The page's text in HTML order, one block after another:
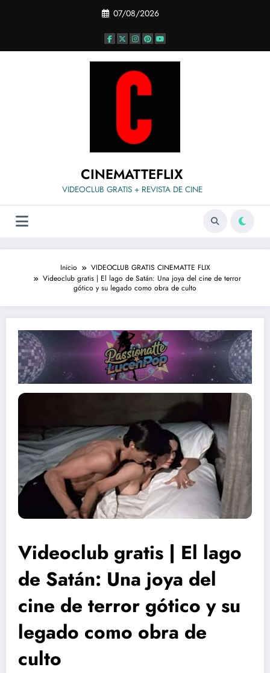
07/08/2026
CINEMATTEFLIX
VIDEOCLUB GRATIS + REVISTA DE CINE
Inicio
VIDEOCLUB GRATIS CINEMATTE FLIX
Videoclub gratis | El lago de Satán: Una joya del cine de terror
gótico y su legado como obra de culto
Videoclub gratis | El lago
de Satán: Una joya del
cine de terror gótico y su
legado como obra de
culto